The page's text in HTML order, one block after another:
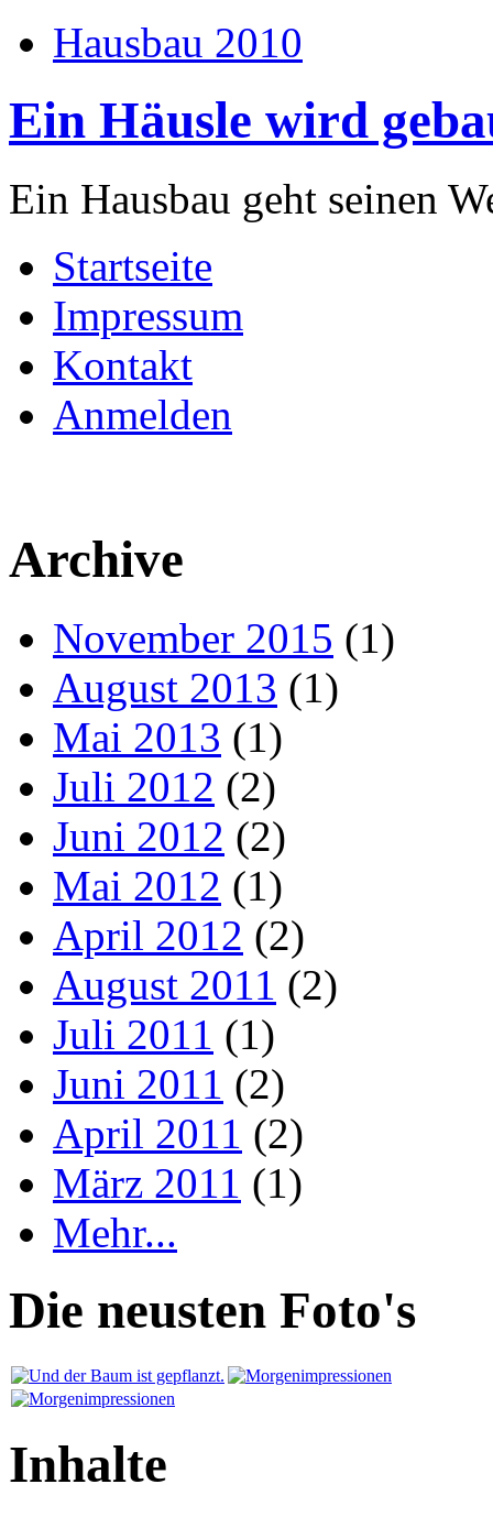
Hausbau 2010
Ein Häusle wird
Ein Hausbau geht seinen
Startseite
Impressum
Kontakt
Anmelden
Archive
November 2015 (1)
August 2013 (1)
Mai 2013 (1)
Juli 2012 (2)
Juni 2012 (2)
Mai 2012 (1)
April 2012 (2)
August 2011 (2)
Juli 2011 (1)
Juni 2011 (2)
April 2011 (2)
März 2011 (1)
Mehr...
Die neusten Foto's
Inhalte